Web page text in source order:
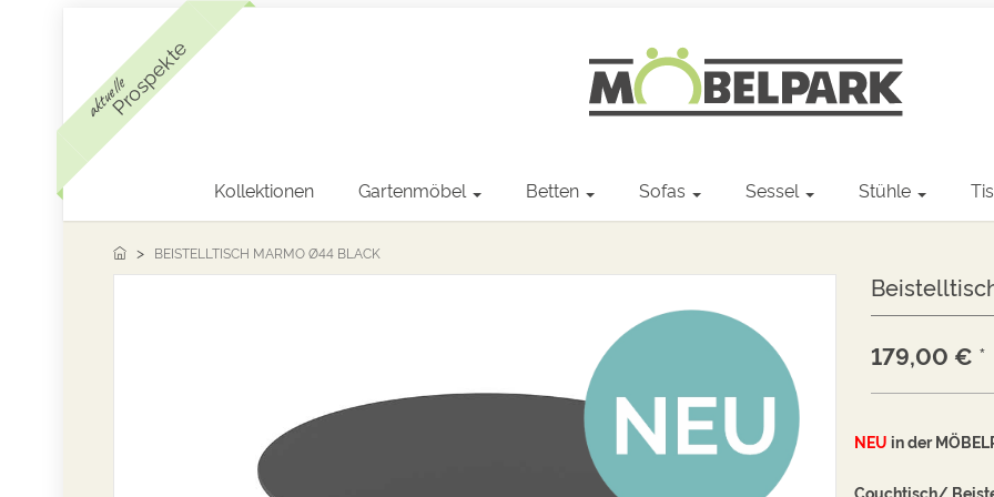
aktuelleProspekte
Kollektionen Gartenmöbel Betten Sofas Sessel Stühle
BEISTELLTISCH MARMO Ø44 BLACK
179,00 € *
NEU in der
Couchtisch/